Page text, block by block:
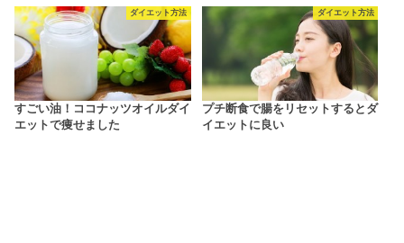
ダイエット方法
すごい油！ココナッツオイルダイ
エットで痩せました
ダイエット方法
プチ断食で腸をリセットするとダ
イエットに良い